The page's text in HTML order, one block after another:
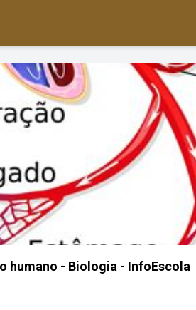
humano - Biologia - InfoEscola